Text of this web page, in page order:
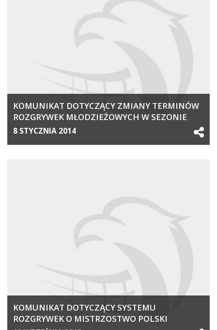
KOMUNIKAT DOTYCZĄCY ZMIANY TERMINÓW
ROZGRYWEK MŁODZIEŻOWYCH W SEZONIE
2013/2014
8 STYCZNIA 2014
KOMUNIKAT DOTYCZĄCY SYSTEMU
ROZGRYWEK O MISTRZOSTWO POLSKI